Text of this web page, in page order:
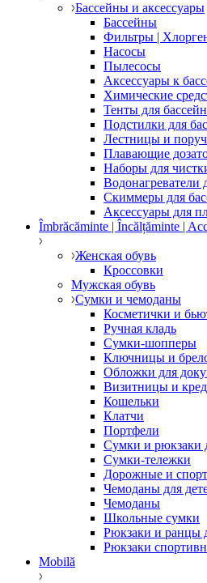
Бассейны и аксессуары
Бассейны
Фильтры |
Насосы
Пылесосы
Аксессуары к
Химические
Тенты для
Подстилки для
Лестницы и
Плавающие
Наборы для
Водонагреватели
Скиммеры для
Аксессуары для
Îmbrăcăminte | Încălțăminte |
Женская обувь
Кроссовки
Мужская обувь
Сумки и чемоданы
Косметички и
Ручная кладь
Сумки-шопперы
Ключницы и
Обложки для
Визитницы и
Кошельки
Клатчи
Портфели
Сумки и рюкзаки
Сумки-тележки
Дорожные и
Чемоданы для
Чемоданы
Школьные сумки
Рюкзаки и ранцы
Рюкзаки
Mobilă